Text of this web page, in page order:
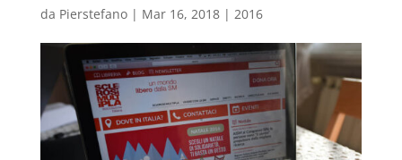
da Pierstefano| Mar 16, 2018| 2016